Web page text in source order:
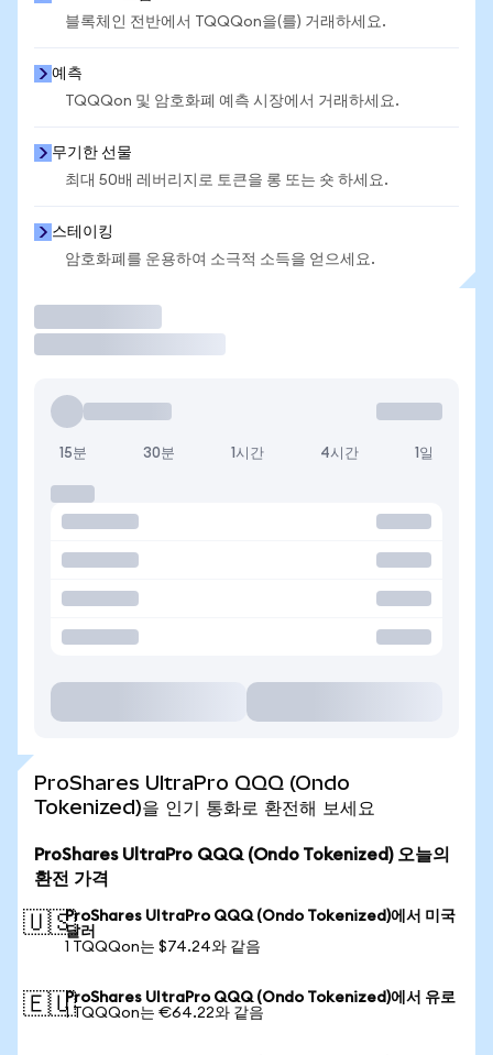
블록체인 전반에서 TQQQon을(를) 거래하세요.
예측
TQQQon 및 암호화폐 예측 시장에서 거래하세요.
무기한 선물
최대 50배 레버리지로 토큰을 롱 또는 숏 하세요.
스테이킹
암호화폐를 운용하여 소극적 소득을 얻으세요.
15분 30분 1시간 4시간 1일
ProShares UltraPro QQQ (Ondo
Tokenized)을 인기 통화로 환전해 보세요
ProShares UltraPro QQQ (Ondo Tokenized) 오늘의
환전 가격
🇺🇸ProShares UltraPro QQQ (Ondo Tokenized)에서 미국
달러
1 TQQQon는 $74.24와 같음
🇪🇺ProShares UltraPro QQQ (Ondo Tokenized)에서 유로
1 TQQQon는 €64.22와 같음